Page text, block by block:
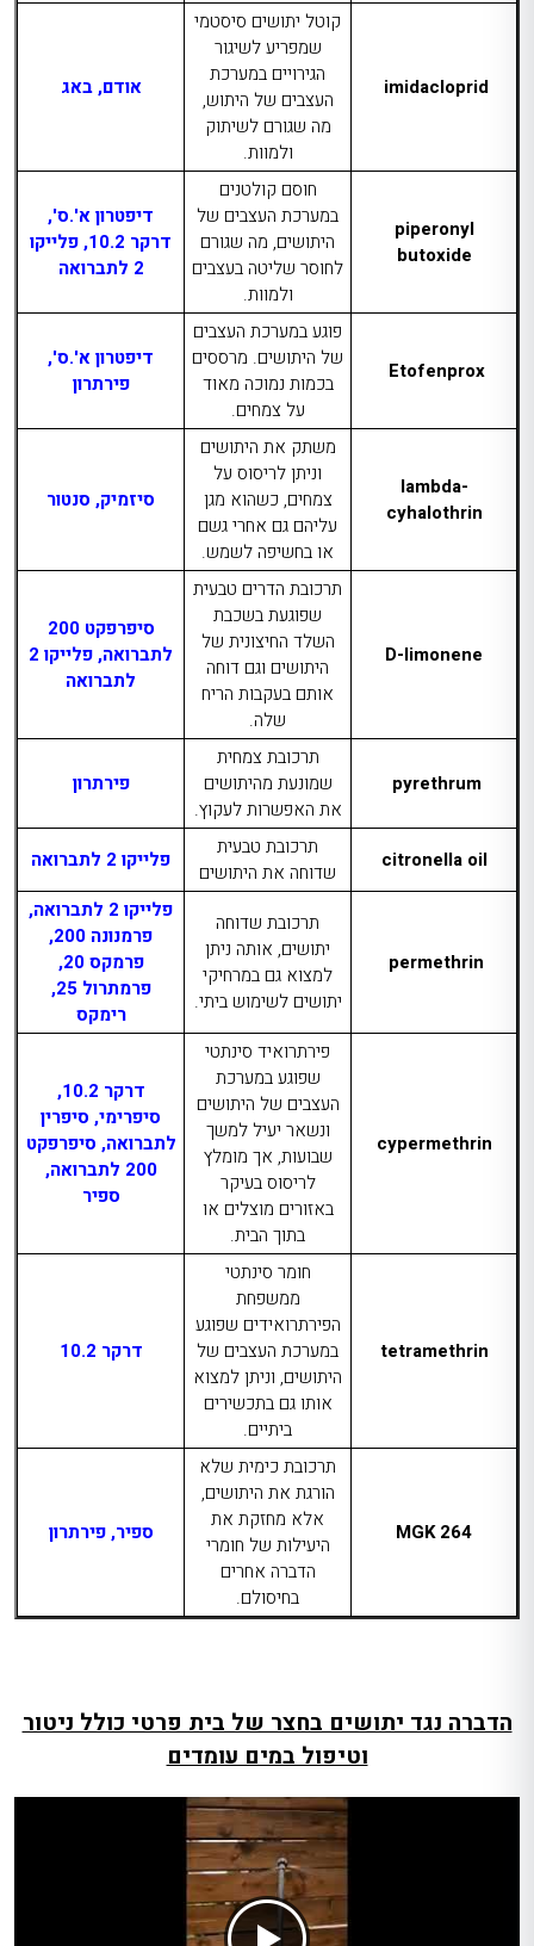
imidacloprid
קוטל יתושים סיסטמי
שמפריע לשיגור
הגירויים במערכת
העצבים של היתוש,
מה שגורם לשיתוק
ולמוות.
אודם, באג
piperonyl
butoxide
חוסם קולטנים
במערכת העצבים של
היתושים, מה שגורם
לחוסר שליטה בעצבים
ולמוות.
דיפטרון א'.ס',
דרקר 10.2, פלייקו
2 לתברואה
Etofenprox
פוגע במערכת העצבים
של היתושים. מרססים
בכמות נמוכה מאוד
על צמחים.
דיפטרון א'.ס',
פירתרון
lambda-
cyhalothrin
משתק את היתושים
וניתן לריסוס על
צמחים, כשהוא מגן
עליהם גם אחרי גשם
או בחשיפה לשמש.
סיזמיק, סנטור
D-limonene
תרכובת הדרים טבעית
שפוגעת בשכבת
השלד החיצונית של
היתושים וגם דוחה
אותם בעקבות הריח
שלה.
סיפרפקט 200
לתברואה, פלייקו 2
לתברואה
pyrethrum
תרכובת צמחית
שמונעת מהיתושים
את האפשרות לעקוץ.
פירתרון
citronella oil
תרכובת טבעית
שדוחה את היתושים
פלייקו 2 לתברואה
permethrin
תרכובת שדוחה
יתושים, אותה ניתן
למצוא גם במרחיקי
יתושים לשימוש ביתי.
פלייקו 2 לתברואה,
פרמנונה 200,
פרמקס 20,
פרמתרול 25,
רימקס
cypermethrin
פירתרואיד סינתטי
שפוגע במערכת
העצבים של היתושים
ונשאר יעיל למשך
שבועות, אך מומלץ
לריסוס בעיקר
באזורים מוצלים או
בתוך הבית.
דרקר 10.2,
סיפרימי, סיפרין
לתברואה, סיפרפקט
200 לתברואה,
ספיר
tetramethrin
חומר סינתטי
ממשפחת
הפירתרואידים שפוגע
במערכת העצבים של
היתושים, וניתן למצוא
אותו גם בתכשירים
ביתיים.
דרקר 10.2
MGK 264
תרכובת כימית שלא
הורגת את היתושים,
אלא מחזקת את
היעילות של חומרי
הדברה אחרים
בחיסולם.
ספיר, פירתרון
הדברה נגד יתושים בחצר של בית פרטי כולל ניטור
וטיפול במים עומדים